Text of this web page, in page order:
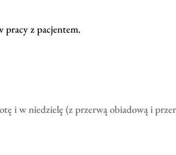
pracy z pacjentem.
i w niedzielę (z przerwą obiadową i